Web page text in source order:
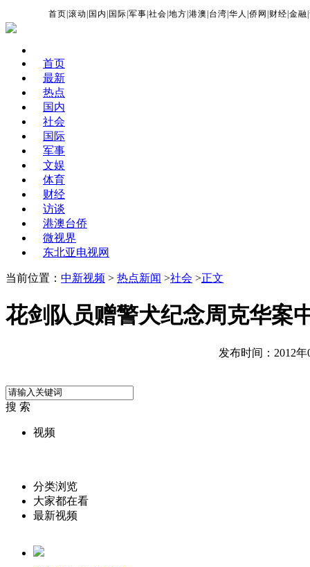
首页 |滚动 国内 国际 |军事 |社会 |地方 |港澳 台湾 |华人 |侨网 财经 |金融 |
首页
最新
热点
国内
社会
国际
军事
文娱
体育
财经
访谈
港澳台侨
微视界
东北亚电视网
当前位置： 中新视频 > 热点新闻 >社会 >正文
花剑队员赠警犬纪念周克华案
发布时间：2012年
搜 索
视频
分类浏览
大家都在看
最新视频